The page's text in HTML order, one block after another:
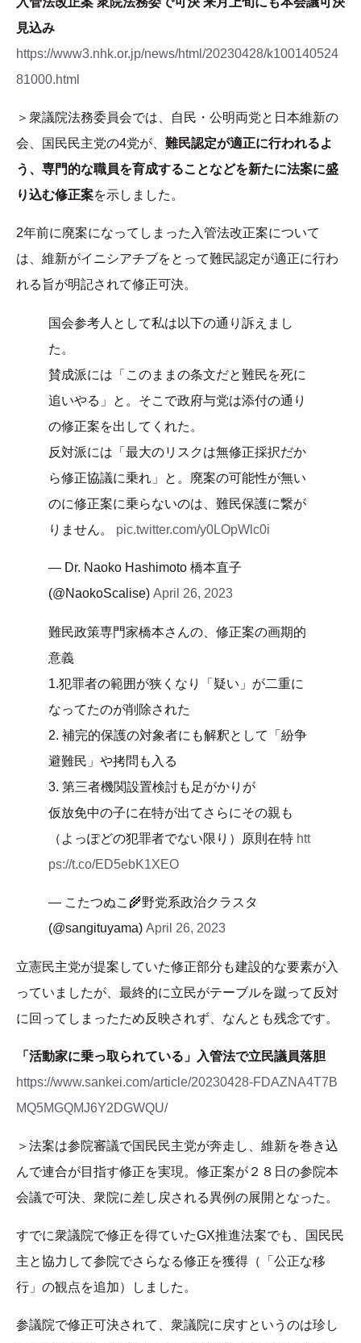
見込み
https://www3.nhk.or.jp/news/html/20230428/k100140524
81000.html
＞衆議院法務委員会では、自民・公明両党と日本維新の
会、国民民主党の4党が、 難民認定が適正に行われるよ
う、専門的な職員を育成することなどを新たに法案に盛
り込む修正案を示しました。
2年前に廃案になってしまった入管法改正案について
は、維新がイニシアチブをとって難民認定が適正に行わ
れる旨が明記されて修正可決。
国会参考人として私は以下の通り訴えまし
た。
賛成派には「このままの条文だと難民を死に
追いやる」と。そこで政府与党は添付の通り
の修正案を出してくれた。
反対派には「最大のリスクは無修正採択だか
ら修正協議に乗れ」と。廃案の可能性が無い
のに修正案に乗らないのは、難民保護に繋が
りません。 pic.twitter.com/y0LOpWlc0i
— Dr. Naoko Hashimoto 橋本直子
(@NaokoScalise) April 26, 2023
難民政策専門家橋本さんの、修正案の画期的
意義
1.犯罪者の範囲が狭くなり「疑い」が二重に
なってたのが削除された
2. 補完的保護の対象者にも解釈として「紛争
避難民」や拷問も入る
3. 第三者機関設置検討も足がかりが
仮放免中の子に在特が出てさらにその親も
（よっぽどの犯罪者でない限り）原則在特 htt
ps://t.co/ED5ebK1XEO
— こたつぬこ🌾野党系政治クラスタ
(@sangituyama) April 26, 2023
立憲民主党が提案していた修正部分も建設的な要素が入
っていましたが、最終的に立民がテーブルを蹴って反対
に回ってしまったため反映されず、なんとも残念です。
「活動家に乗っ取られている」入管法で立民議員落胆
https://www.sankei.com/article/20230428-FDAZNA4T7B
MQ5MGQMJ6Y2DGWQU/
＞法案は参院審議で国民民主党が奔走し、維新を巻き込
んで連合が目指す修正を実現。修正案が２８日の参院本
会議で可決、衆院に差し戻される異例の展開となった。
すでに衆議院で修正を得ていたGX推進法案でも、国民民
主と協力して参院でさらなる修正を獲得（「公正な移
行」の観点を追加）しました。
参議院で修正可決されて、衆議院に戻すというのは珍し